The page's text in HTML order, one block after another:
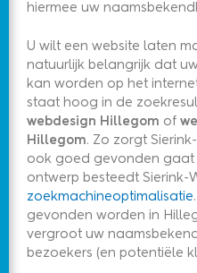
hiermee uw
U wilt een website laten
natuurlijk belangrijk dat
kan worden op het
staat hoog in de
webdesign Hillegom of
Hillegom. Zo zorgt
ook goed gevonden gaat
ontwerp besteedt
zoekmachineoptimalisatie
gevonden worden in
vergroot uw
bezoekers (en potentiële